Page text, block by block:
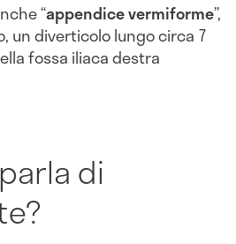
“appendice vermiforme”,
un diverticolo lungo circa 7
fossa iliaca destra
di